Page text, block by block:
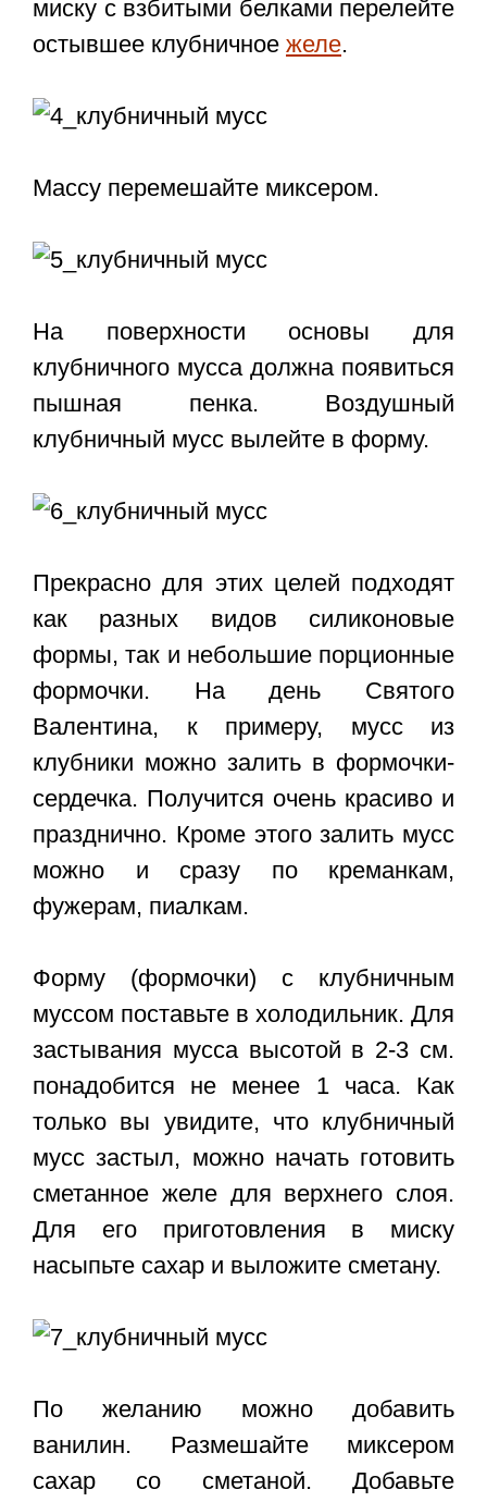
миску с взбитыми белками перелейте
остывшее клубничное желе.
Массу перемешайте миксером.
На поверхности основы для
клубничного мусса должна появиться
пышная пенка. Воздушный
клубничный мусс вылейте в форму.
Прекрасно для этих целей подходят
как разных видов силиконовые
формы, так и небольшие порционные
формочки. На день Святого
Валентина, к примеру, мусс из
клубники можно залить в формочки-
сердечка. Получится очень красиво и
празднично. Кроме этого залить мусс
можно и сразу по креманкам,
фужерам, пиалкам.
Форму (формочки) с клубничным
муссом поставьте в холодильник. Для
застывания мусса высотой в 2-3 см.
понадобится не менее 1 часа. Как
только вы увидите, что клубничный
мусс застыл, можно начать готовить
сметанное желе для верхнего слоя.
Для его приготовления в миску
насыпьте сахар и выложите сметану.
По желанию можно добавить
ванилин. Размешайте миксером
сахар со сметаной. Добавьте